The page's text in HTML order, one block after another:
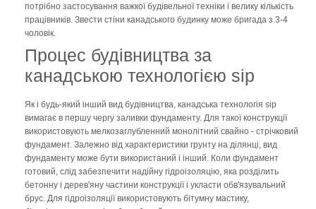
потрібно застосування важкої будівельної техніки і велику кількість
працівників. Звести стіни канадського будинку може бригада з 3-4
чоловік.
Процес будівництва за
канадською технологією sip
Як і будь-який інший вид будівництва, канадська технологія sip
вимагає в першу чергу заливки фундаменту. Для такої конструкції
використовують мелкозаглубленний монолітний свайно - стрічковий
фундамент. Залежно від характеристики грунту на ділянці, вид
фундаменту може бути використаний і інший. Коли фундамент
готовий, слід забезпечити надійну гідроізоляцію, яка розділить
бетонну і дерев'яну частини конструкції і укласти обв'язувальний
брус. Для гідроізоляції використовують бітумну мастику,